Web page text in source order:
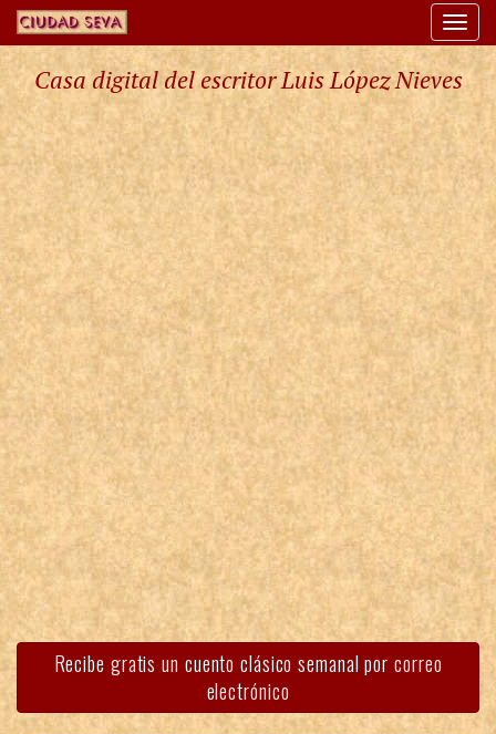
Casa digital del escritor Luis López Nieves
Recibe gratis un cuento clásico semanal por correo
electrónico